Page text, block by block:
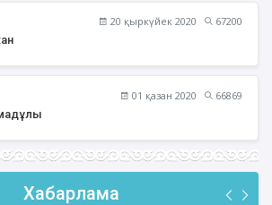
20 қыркүйек 2020
67200
01 қазан 2020
66869
Хабарлама